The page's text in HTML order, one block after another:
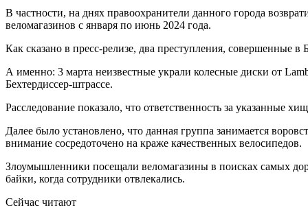
В частности, на днях правоохранители данного города
веломагазинов с января по июнь 2024 года.
Как сказано в пресс-релизе, два преступления, совершенные
А именно: 3 марта неизвестные украли колесные диски от
Бехтердиссер-штрассе.
Расследование показало, что ответственность за указанные
Далее было установлено, что данная группа занимается
внимание сосредоточено на краже качественных велосипедов.
Злоумышленники посещали веломагазины в поисках самых
байки, когда сотрудники отвлекались.
Сейчас читают